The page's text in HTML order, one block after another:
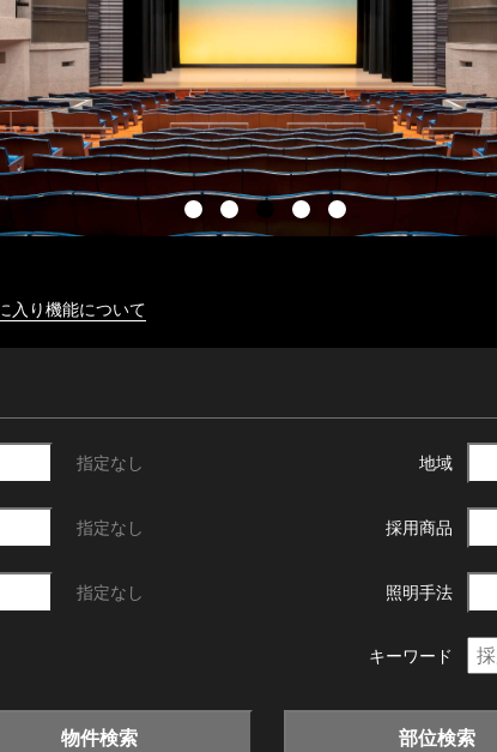
入り機能について
指定なし 地域
指定なし 採用商品
指定なし 照明手法
キーワード
物件検索 部位検索